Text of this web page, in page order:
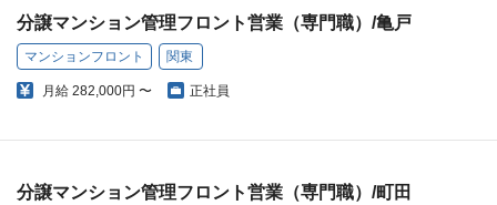
分譲マンション管理フロント営業（専門職）/亀戸
マンションフロント 関東
月給 282,000円 〜 正社員
分譲マンション管理フロント営業（専門職）/町田